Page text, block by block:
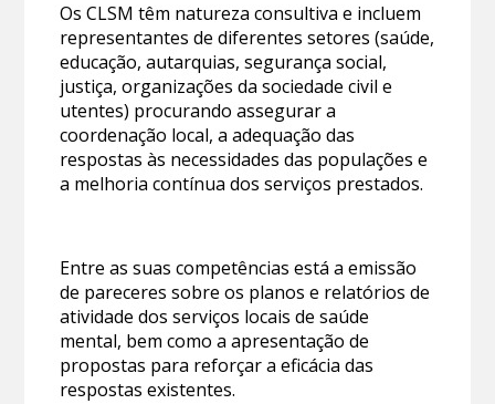
Os CLSM têm natureza consultiva e incluem
representantes de diferentes setores (saúde,
educação, autarquias, segurança social,
justiça, organizações da sociedade civil e
utentes) procurando assegurar a
coordenação local, a adequação das
respostas às necessidades das populações e
a melhoria contínua dos serviços prestados.
Entre as suas competências está a emissão
de pareceres sobre os planos e relatórios de
atividade dos serviços locais de saúde
mental, bem como a apresentação de
propostas para reforçar a eficácia das
respostas existentes.